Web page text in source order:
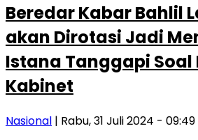
Beredar Kabar Bahlil
akan Dirotasi Jadi
Istana Tanggapi Soal
Kabinet
Nasional | Rabu, 31 Juli 2024 - 09:49